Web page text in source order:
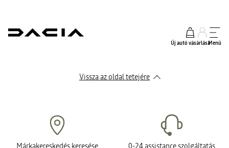
Új autó vásárlásaMenü
Vissza az oldal tetejére
Márkakereskedés keresése 0-24 assistance szolgáltatás